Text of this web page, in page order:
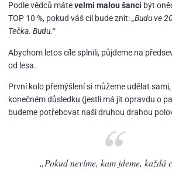
Podle vědců mátevelmi malou šanci být
TOP 10 %, pokud váš cíl bude znít:„Budu ve
Tečka. Budu.“
Abychom letos cíle splnili, půjdeme na
od lesa.
První kolo přemýšlení si můžeme udělat sami,
konečném důsledku (jestli má jít opravdu o
budeme potřebovat naši druhou drahou
„Pokud nevíme, kam jdeme, každá